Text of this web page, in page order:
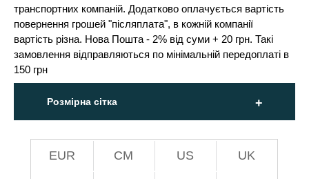
транспортних компаній. Додатково оплачується вартість
повернення грошей "післяплата", в кожній компанії
вартість різна. Нова Пошта - 2% від суми + 20 грн. Такі
замовлення відправляються по мінімальній передоплаті в
150 грн
Розмірна сітка
EUR СМ US UK